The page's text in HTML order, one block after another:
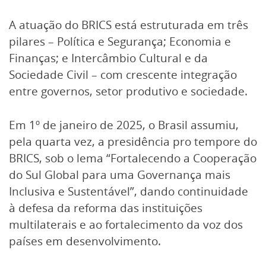
A atuação do BRICS está estruturada em três
pilares – Política e Segurança; Economia e
Finanças; e Intercâmbio Cultural e da
Sociedade Civil – com crescente integração
entre governos, setor produtivo e sociedade.
Em 1º de janeiro de 2025, o Brasil assumiu,
pela quarta vez, a presidência pro tempore do
BRICS, sob o lema “Fortalecendo a Cooperação
do Sul Global para uma Governança mais
Inclusiva e Sustentável”, dando continuidade
à defesa da reforma das instituições
multilaterais e ao fortalecimento da voz dos
países em desenvolvimento.